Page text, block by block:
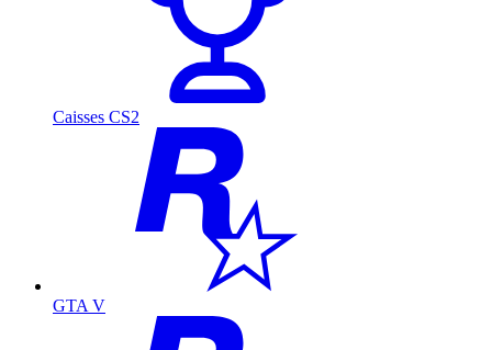
Caisses CS2
GTA V